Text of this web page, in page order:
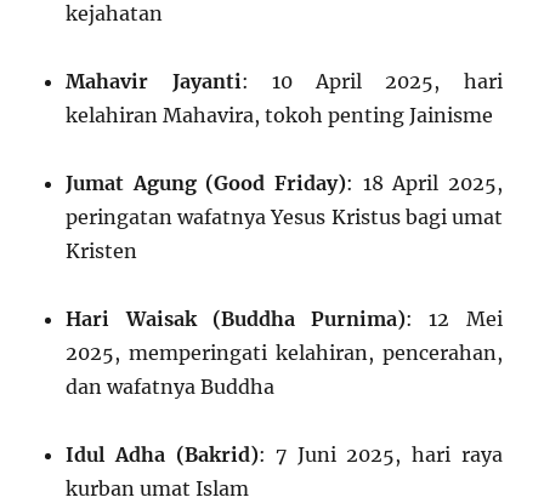
kejahatan
Mahavir Jayanti: 10 April 2025, hari
kelahiran Mahavira, tokoh penting Jainisme
Jumat Agung (Good Friday): 18 April 2025,
peringatan wafatnya Yesus Kristus bagi umat
Kristen
Hari Waisak (Buddha Purnima): 12 Mei
2025, memperingati kelahiran, pencerahan,
dan wafatnya Buddha
Idul Adha (Bakrid): 7 Juni 2025, hari raya
kurban umat Islam